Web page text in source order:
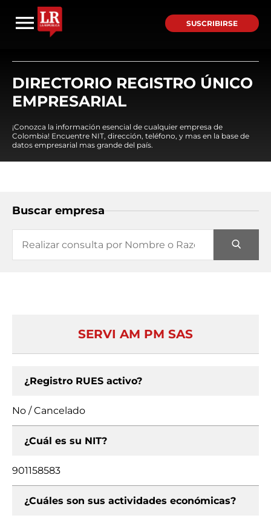
SUSCRIBIRSE
DIRECTORIO REGISTRO ÚNICO
EMPRESARIAL
¡Conozca la información esencial de cualquier empresa de
Colombia! Encuentre NIT, dirección, teléfono, y mas en la base de
datos empresarial mas grande del país.
Buscar empresa
SERVI AM PM SAS
¿Registro RUES activo?
No / Cancelado
¿Cuál es su NIT?
901158583
¿Cuáles son sus actividades económicas?